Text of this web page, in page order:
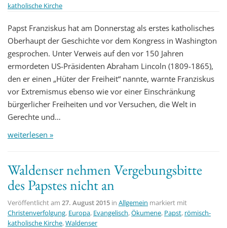
katholische Kirche
Papst Franziskus hat am Donnerstag als erstes katholisches
Oberhaupt der Geschichte vor dem Kongress in Washington
gesprochen. Unter Verweis auf den vor 150 Jahren
ermordeten US-Präsidenten Abraham Lincoln (1809-1865),
den er einen „Hüter der Freiheit“ nannte, warnte Franziskus
vor Extremismus ebenso wie vor einer Einschränkung
bürgerlicher Freiheiten und vor Versuchen, die Welt in
Gerechte und…
weiterlesen »
Waldenser nehmen Vergebungsbitte
des Papstes nicht an
Veröffentlicht am 27. August 2015 in Allgemein markiert mit
Christenverfolgung, Europa, Evangelisch,Ökumene, Papst, römisch-
katholische Kirche,Waldenser